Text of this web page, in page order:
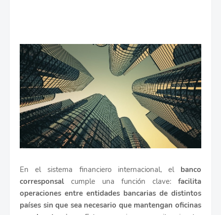
En el sistema financiero internacional, el banco
corresponsal cumple una función clave: facilita
operaciones entre entidades bancarias de distintos
países sin que sea necesario que mantengan oficinas